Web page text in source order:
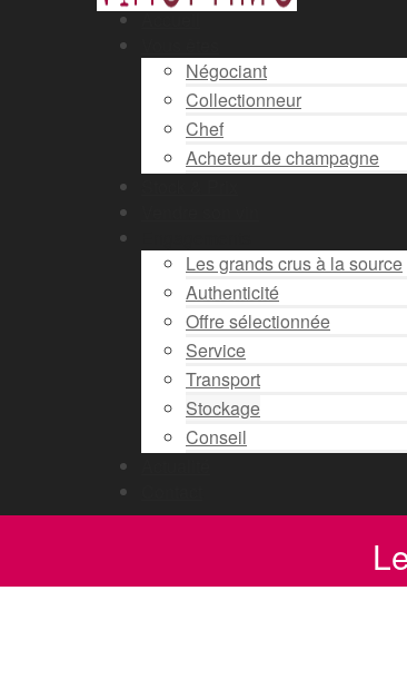
Accueil
Négociant
Collectionneur
Chef
Acheteur de champagne
Les grands crus à la source
Authenticité
Offre sélectionnée
Service
Transport
Stockage
Conseil